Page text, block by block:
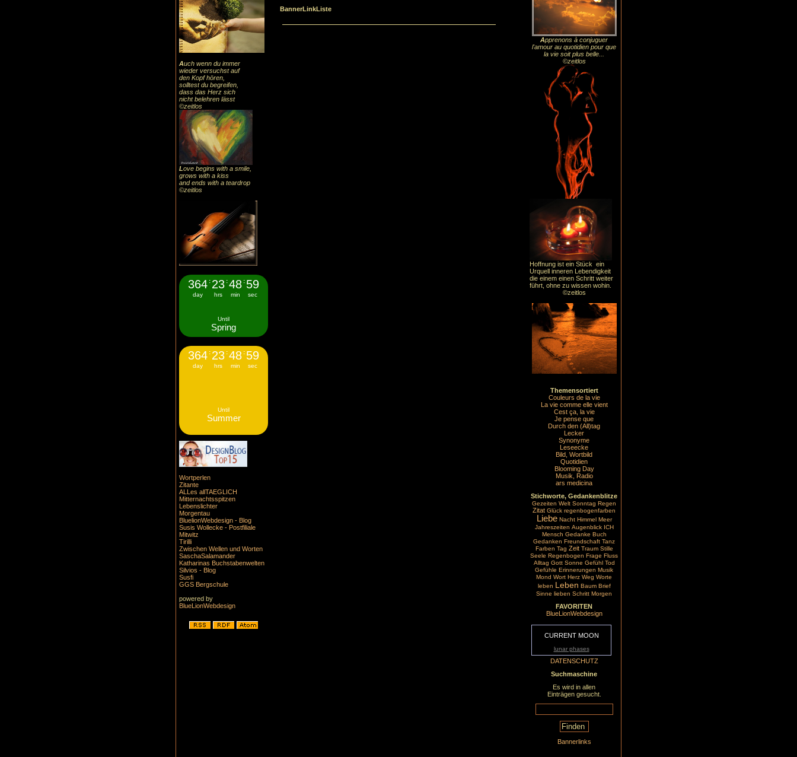
Auch wenn du immer
wieder versuchst auf
den Kopf hören,
solltest du begreifen,
dass das Herz sich
nicht belehren lässt
©zeitlos
Love begins with a smile,
grows with a kiss
and ends with a teardrop
©zeitlos
364
day
: 23
hrs
:48
min
: 58
sec
Until
Spring
364
day
: 23
hrs
:48
min
: 58
sec
Until
Summer
Wortperlen
Zitante
ALLes allTAEGLICH
Mitternachtsspitzen
Lebenslichter
Morgentau
BluelionWebdesign - Blog
Susis Wollecke - Postfiliale
Mitwitz
Tirilli
Zwischen Wellen und Worten
SaschaSalamander
Katharinas Buchstabenwelten
Silvios - Blog
Susfi
GGS Bergschule
powered by
BlueLionWebdesign
BannerLinkListe
Apprenons à conjuguer
l'amour au quotidien pour que
la vie soit plus belle...
©zeitlos
Hoffnung ist ein Stück ein
Urquell inneren Lebendigkeit
die einem einen Schritt weiter
führt, ohne zu wissen wohin.
©zeitlos
Themensortiert
Couleurs de la vie
La vie comme elle vient
Cest ça, la vie
Je pense que
Durch den (All)tag
Lecker
Synonyme
Leseecke
Bild, Wortbild
Quotidien
Blooming Day
Musik, Radio
ars medicina
Stichworte, Gedankenblitze
Gezeiten Welt Sonntag Regen
Zitat Glück regenbogenfarben
Liebe Nacht Himmel Meer
Jahreszeiten Augenblick ICH
Mensch Gedanke Buch
Gedanken Freundschaft Tanz
Farben Tag Zeit Traum Stille
Seele Regenbogen Frage Fluss
Alltag Gott Sonne Gefühl Tod
Gefühle Erinnerungen Musik
Mond Wort Herz Weg Worte
leben Leben Baum Brief
Sinne lieben Schritt Morgen
FAVORITEN
BlueLionWebdesign
CURRENT MOON
lunar phases
DATENSCHUTZ
Suchmaschine
Es wird in allen
Einträgen gesucht.
Bannerlinks